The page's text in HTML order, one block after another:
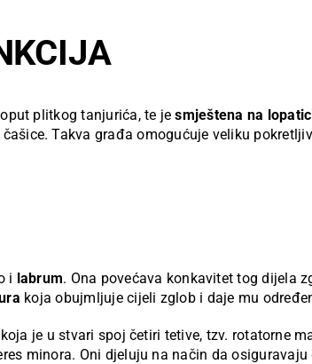
plitkog tanjurića, te jesmještena na
čašice. Takva građa omogućuje veliku
i labrum. Ona povećava konkavitet tog dijela
koja obujmljuje cijeli zglob i daje mu
koja je u stvari spoj četiri tetive, tzv. rotatorne
minora. Oni djeluju na način da